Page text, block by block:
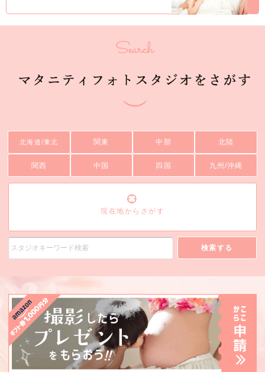
北海道/東北 関東 中部 北陸
関西 中国 四国 九州/沖縄
現在地からさがす
検索する